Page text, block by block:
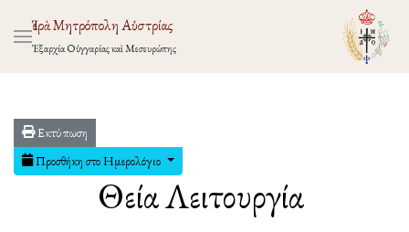
Ἱερὰ Μητρόπολη Αὐστρίας
Ἐξαρχία Οὑγγαρίας καὶ Μεσευρώπης
Εκτύπωση
Προσθήκη στο Ημερολόγιο
Θεία Λειτουργία